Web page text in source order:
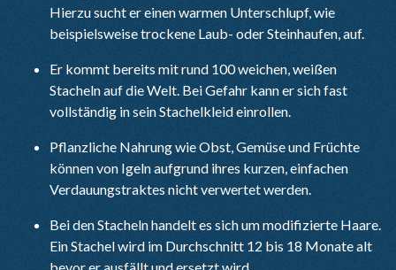
Hierzu sucht er einen warmen Unterschlupf, wie
beispielsweise trockene Laub- oder Steinhaufen, auf.
Er kommt bereits mit rund 100 weichen, weißen
Stacheln auf die Welt. Bei Gefahr kann er sich fast
vollständig in sein Stachelkleid einrollen.
Pflanzliche Nahrung wie Obst, Gemüse und Früchte
können von Igeln aufgrund ihres kurzen, einfachen
Verdauungstraktes nicht verwertet werden.
Bei den Stacheln handelt es sich um modifizierte Haare.
Ein Stachel wird im Durchschnitt 12 bis 18 Monate alt
bevor er ausfällt und ersetzt wird.